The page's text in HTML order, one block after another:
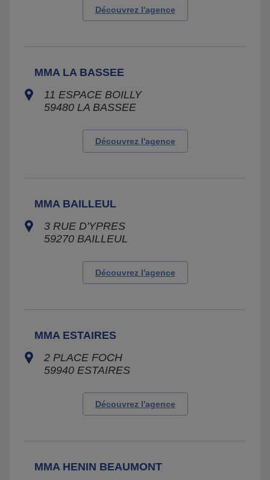
Découvrez l'agence
MMA LA BASSEE
11 ESPACE BOILLY
59480 LA BASSEE
Découvrez l'agence
MMA BAILLEUL
3 RUE D'YPRES
59270 BAILLEUL
Découvrez l'agence
MMA ESTAIRES
2 PLACE FOCH
59940 ESTAIRES
Découvrez l'agence
MMA HENIN BEAUMONT